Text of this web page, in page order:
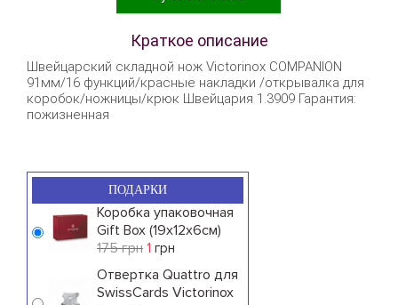
Краткое описание
Швейцарский складной нож Victorinox COMPANION
91мм/16 функций/красные накладки /открывалка для
коробок/ножницы/крюк Швейцария 1.3909 Гарантия:
пожизненная
ПОДАРКИ
Коробка упаковочная
Gift Box (19x12x6см)
175 грн 1 грн
Отвертка Quattro для
SwissCards Victorinox